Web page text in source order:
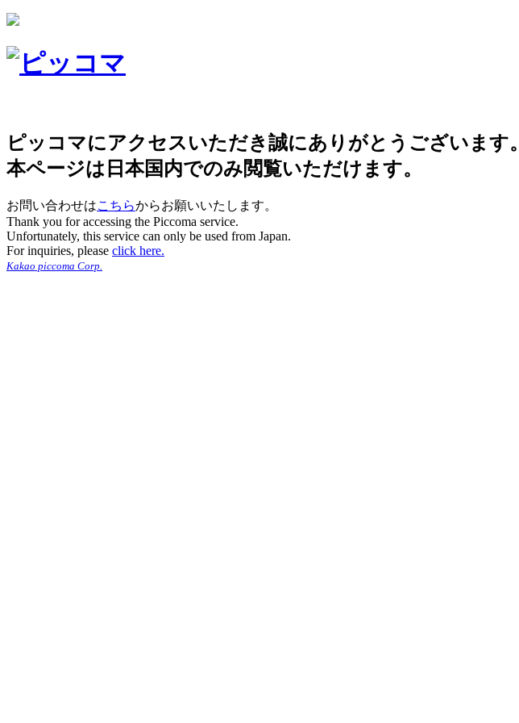
ピッコマにアクセスいただき誠にありがとうございます。
本ページは日本国内でのみ閲覧いただけます。
お問い合わせはこちらからお願いいたします。
Thank you for accessing the Piccoma service.
Unfortunately, this service can only be used from Japan.
For inquiries, please click here.
Kakao piccoma Corp.